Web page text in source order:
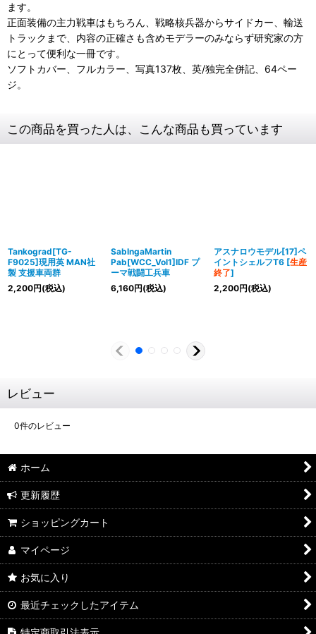
ます。
正面装備の主力戦車はもちろん、戦略核兵器からサイドカー、輸送
トラックまで、内容の正確さも含めモデラーのみならず研究家の方
にとって便利な一冊です。
ソフトカバー、フルカラー、写真137枚、英/独完全併記、64ペー
ジ。
この商品を買った人は、こんな商品も買っています
Tankograd[TG-
F9025]現用英 MAN社
製 支援車両群
2,200円(税込)
SabIngaMartin
Pab[WCC_Vol1]IDF プ
ーマ戦闘工兵車
6,160円(税込)
アスナロウモデル[17]ペ
イントシェルフT6 [生産
終了]
2,200円(税込)
レビュー
0件のレビュー
ホーム
更新履歴
ショッピングカート
マイページ
お気に入り
最近チェックしたアイテム